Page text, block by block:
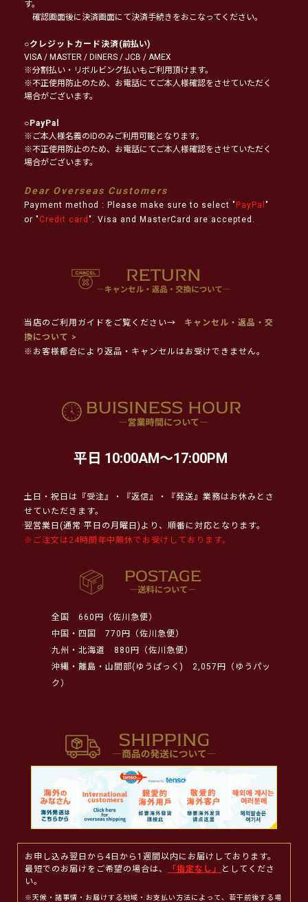
す。
確認画面後に決済画面にて決済手続きをおこなってください。
○クレジットカード決済(前払い)
VISA / MASTER / DINERS / JCB / AMEX
※分割払い・リボルビング払いもご利用頂けます。
※不正使用防止のため、お電話にてご本人様確認をさせていただく
場合がございます。
○PayPal
※ご本人様名義のIDのみご利用可能となります。
※不正使用防止のため、お電話にてご本人様確認をさせていただく
場合がございます。
Dear Overseas Customers
Payment method : Please make sure to select " PayPal "
or " Credit card ". Visa and MasterCard are accepted.
当店のご利用ガイドをご覧ください→
キャンセル・返品・交
換について >
※お客様都合により返品・キャンセルはお受けできません。
平日 10:00AM～17:00PM
土日・祝日は『受注』・『返信』・『発送』業務はお休みとさ
せていただきます。
翌営業日(通常 平日の月曜日)より、順番に対応となります。
※ご注文は24時間年中無休でお受けしております。
全国
660円（佐川急便）
中国・四国
770円（佐川急便）
九州・北海道
880円（佐川急便）
沖縄・離島・山間部(ゆうぱっく)
2,057円（ゆうパッ
ク）
お申し込み翌日から4日から1週間以内にお届けしております。
最短でのお届けをご希望の場合は、
「指定なし」
としてくださ
い。
※天候・諸事情・お届けする地域・お支払い方法によって、若干前後する場